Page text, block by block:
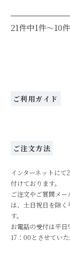
21件中1件～10
ご利用ガイド
ご注文方法
インターネットにて
付けております。
ご注文やご質問メー
は、土日祝日を除く
す。
お電話の受付は平
17：00とさせていた